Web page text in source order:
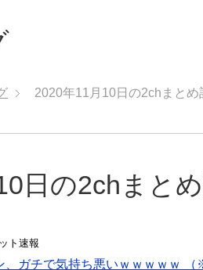
2020年11月10日の2chまとめ
日の2chまと
ト速報
、ガチで気持ち悪いｗｗｗｗｗ （